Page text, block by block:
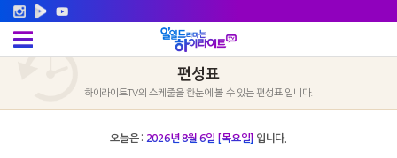
편성표
하이라이트TV의 스케줄을 한눈에 볼 수 있는 편성표 입니다.
오늘은 : 2026년 8월 6일 [목요일] 입니다.